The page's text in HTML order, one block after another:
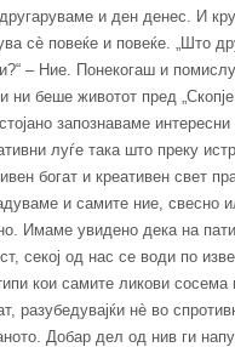
и ден денес. И
сè повеќе и повеќе. „Што
– Ние. Понекогаш и
ни беше животот пред „Скопје
запознаваме интересни
луѓе така што преку
богат и креативен свет
и самите ние, свесно
Имаме увидено дека на
секој од нас се води по
кои самите ликови сосема
разубедувајќи нè во
Добар дел од нив ги